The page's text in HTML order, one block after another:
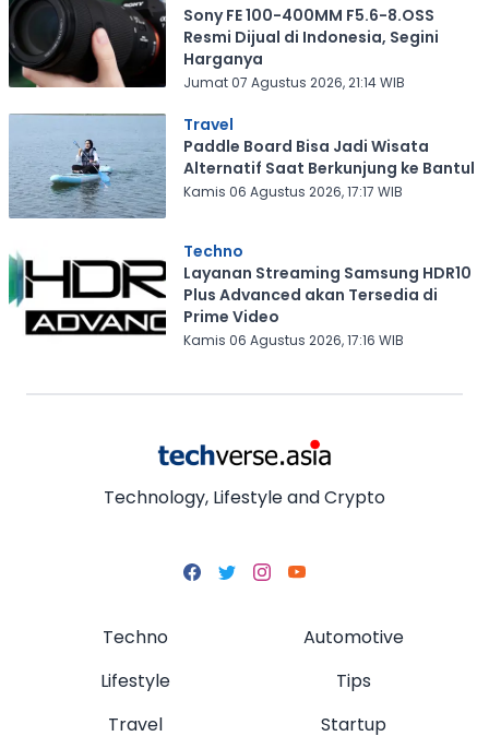
Sony FE 100-400MM F5.6-8.OSS
Resmi Dijual di Indonesia, Segini
Harganya
Jumat 07 Agustus 2026, 21:14 WIB
Travel
Paddle Board Bisa Jadi Wisata
Alternatif Saat Berkunjung ke Bantul
Kamis 06 Agustus 2026, 17:17 WIB
Techno
Layanan Streaming Samsung HDR10
Plus Advanced akan Tersedia di
Prime Video
Kamis 06 Agustus 2026, 17:16 WIB
Technology, Lifestyle and Crypto
Techno
Lifestyle
Travel
Automotive
Tips
Startup